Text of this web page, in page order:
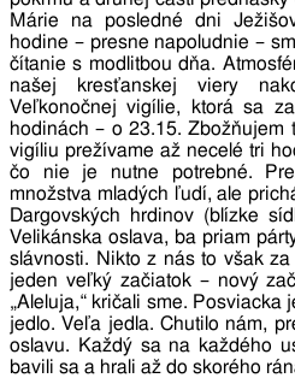
Márie na posledné dni
hodine – presne napoludnie –
čítanie s modlitbou dňa.
našej kresťanskej viery
Veľkonočnej vigílie, ktorá sa
hodinách – o 23.15. Zbožňujem
vigíliu prežívame až necelé tri
čo nie je nutne potrebné.
množstva mladých ľudí, ale
Dargovských hrdinov (blízke
Velikánska oslava, ba priam
slávnosti. Nikto z nás to však
jeden veľký začiatok – nový
„Aleluja,“ kričali sme. Posviacka
jedlo. Veľa jedla. Chutilo nám,
oslavu. Každý sa na každého
bavili sa a hrali až do skorého